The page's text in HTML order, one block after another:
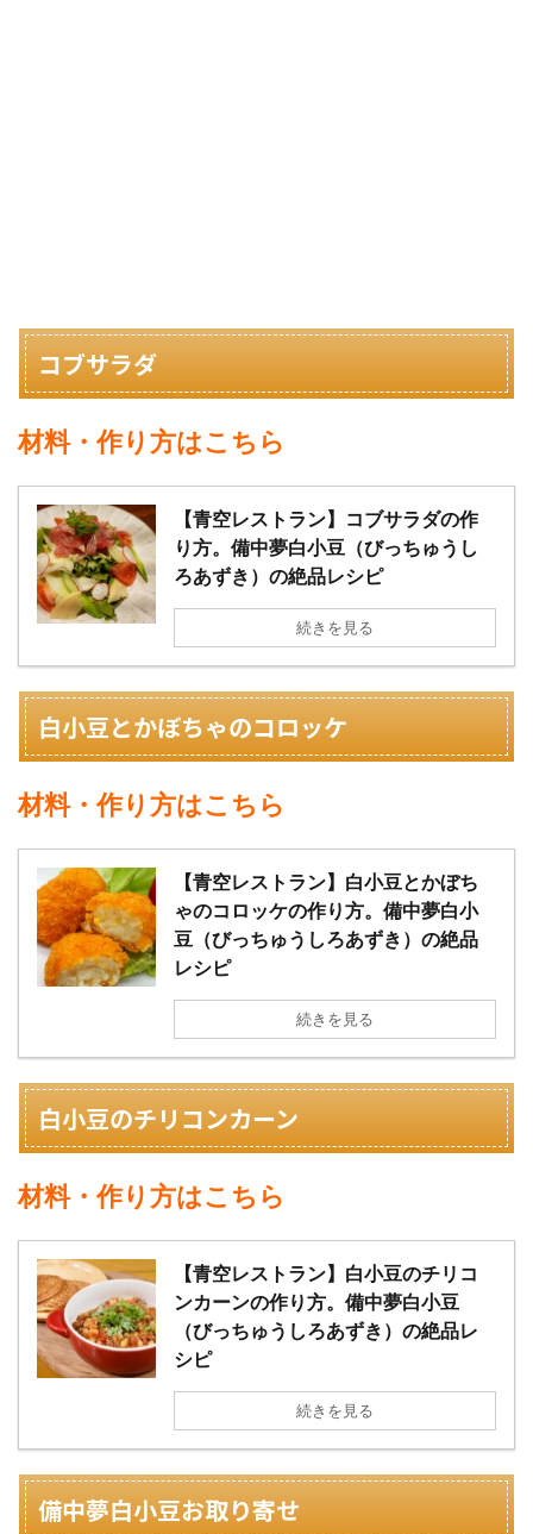
コブサラダ
材料・作り方はこちら
【青空レストラン】コブサラダの作
り方。備中夢白小豆（びっちゅうし
ろあずき）の絶品レシピ
続きを見る
白小豆とかぼちゃのコロッケ
材料・作り方はこちら
【青空レストラン】白小豆とかぼち
ゃのコロッケの作り方。備中夢白小
豆（びっちゅうしろあずき）の絶品
レシピ
続きを見る
白小豆のチリコンカーン
材料・作り方はこちら
【青空レストラン】白小豆のチリコ
ンカーンの作り方。備中夢白小豆
（びっちゅうしろあずき）の絶品レ
シピ
続きを見る
備中夢白小豆お取り寄せ